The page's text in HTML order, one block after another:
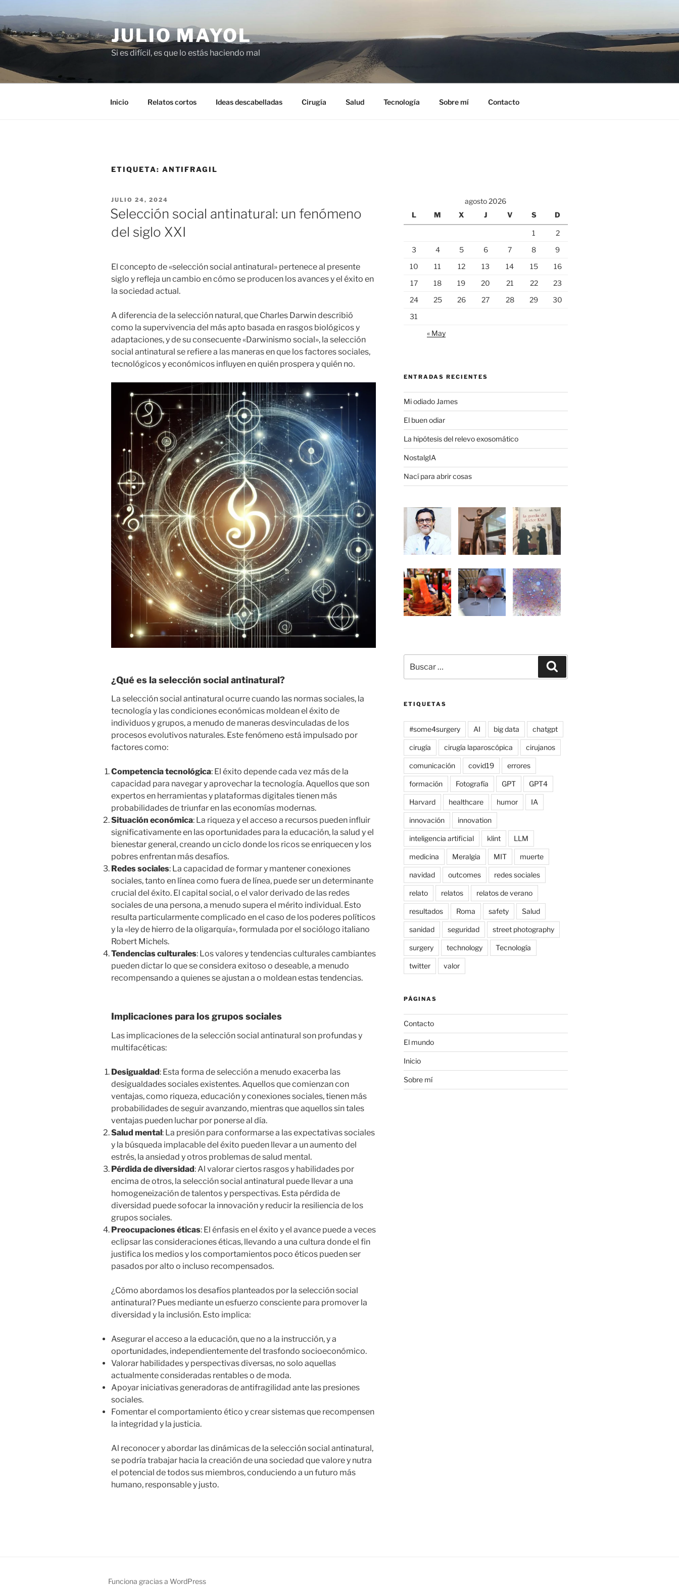
al
contenido
JULIO MAYOL
Si es difícil, es que lo estás haciendo mal
Inicio Relatos cortos Ideas descabelladas Cirugía Salud Tecnología Sobre mí Contacto
ETIQUETA: ANTIFRAGIL
PUBLICADO
EL
JULIO 24, 2024
Selección social antinatural: un fenómeno
del siglo XXI
El concepto de «selección social antinatural» pertenece al presente
siglo y refleja un cambio en cómo se producen los avances y el éxito en
la sociedad actual.
A diferencia de la selección natural, que Charles Darwin describió
como la supervivencia del más apto basada en rasgos biológicos y
adaptaciones, y de su consecuente «Darwinismo social», la selección
social antinatural se refiere a las maneras en que los factores sociales,
tecnológicos y económicos influyen en quién prospera y quién no.
¿Qué es la selección social antinatural?
La selección social antinatural ocurre cuando las normas sociales, la
tecnología y las condiciones económicas moldean el éxito de
individuos y grupos, a menudo de maneras desvinculadas de los
procesos evolutivos naturales. Este fenómeno está impulsado por
factores como:
Competencia tecnológica: El éxito depende cada vez más de la
capacidad para navegar y aprovechar la tecnología. Aquellos que son
expertos en herramientas y plataformas digitales tienen más
probabilidades de triunfar en las economías modernas.
Situación económica: La riqueza y el acceso a recursos pueden influir
significativamente en las oportunidades para la educación, la salud y el
bienestar general, creando un ciclo donde los ricos se enriquecen y los
pobres enfrentan más desafíos.
Redes sociales: La capacidad de formar y mantener conexiones
sociales, tanto en línea como fuera de línea, puede ser un determinante
crucial del éxito. El capital social, o el valor derivado de las redes
sociales de una persona, a menudo supera el mérito individual. Esto
resulta particularmente complicado en el caso de los poderes políticos
y la «ley de hierro de la oligarquía», formulada por el sociólogo italiano
Robert Michels.
Tendencias culturales: Los valores y tendencias culturales cambiantes
pueden dictar lo que se considera exitoso o deseable, a menudo
recompensando a quienes se ajustan a o moldean estas tendencias.
Implicaciones para los grupos sociales
Las implicaciones de la selección social antinatural son profundas y
multifacéticas:
Desigualdad: Esta forma de selección a menudo exacerba las
desigualdades sociales existentes. Aquellos que comienzan con
ventajas, como riqueza, educación y conexiones sociales, tienen más
probabilidades de seguir avanzando, mientras que aquellos sin tales
ventajas pueden luchar por ponerse al día.
Salud mental: La presión para conformarse a las expectativas sociales
y la búsqueda implacable del éxito pueden llevar a un aumento del
estrés, la ansiedad y otros problemas de salud mental.
Pérdida de diversidad: Al valorar ciertos rasgos y habilidades por
encima de otros, la selección social antinatural puede llevar a una
homogeneización de talentos y perspectivas. Esta pérdida de
diversidad puede sofocar la innovación y reducir la resiliencia de los
grupos sociales.
Preocupaciones éticas: El énfasis en el éxito y el avance puede a veces
eclipsar las consideraciones éticas, llevando a una cultura donde el fin
justifica los medios y los comportamientos poco éticos pueden ser
pasados por alto o incluso recompensados.
¿Cómo abordamos los desafíos planteados por la selección social
antinatural? Pues mediante un esfuerzo consciente para promover la
diversidad y la inclusión. Esto implica:
Asegurar el acceso a la educación, que no a la instrucción, y a
oportunidades, independientemente del trasfondo socioeconómico.
Valorar habilidades y perspectivas diversas, no solo aquellas
actualmente consideradas rentables o de moda.
Apoyar iniciativas generadoras de antifragilidad ante las presiones
sociales.
Fomentar el comportamiento ético y crear sistemas que recompensen
la integridad y la justicia.
Al reconocer y abordar las dinámicas de la selección social antinatural,
se podría trabajar hacia la creación de una sociedad que valore y nutra
el potencial de todos sus miembros, conduciendo a un futuro más
humano, responsable y justo.
agosto 2026
L
M X J V S D
1
2
3
4 5 6 7 8
9
10
11 12 13 14 15
16
17
18 19 20 21 22
23
24
25 26 27 28 29
30
31
« May
ENTRADAS RECIENTES
Mi odiado James
El buen odiar
La hipótesis del relevo exosomático
NostalgIA
Nací para abrir cosas
por:
ETIQUETAS
#some4surgery AI big data chatgpt
cirugía cirugía laparoscópica cirujanos
comunicación covid19 errores
formación Fotografía GPT GPT4
Harvard healthcare humor IA
innovación innovation
inteligencia artificial klint LLM
medicina Meralgia MIT muerte
navidad outcomes redes sociales
relato relatos relatos de verano
resultados Roma safety Salud
sanidad seguridad street photography
surgery technology Tecnología
twitter valor
PÁGINAS
Contacto
El mundo
Inicio
Sobre mí
Funciona gracias a WordPress